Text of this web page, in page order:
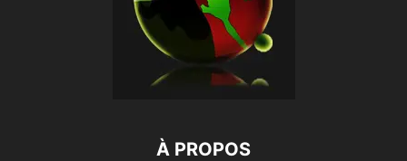
À PROPOS